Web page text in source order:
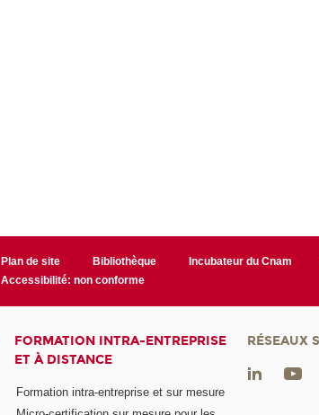
Plan de site Bibliothèque Incubateur du Cnam
Accessibilité: non conforme
FORMATION INTRA-ENTREPRISE
ET À DISTANCE
Formation intra-entreprise et sur mesure
RÉSEAUX